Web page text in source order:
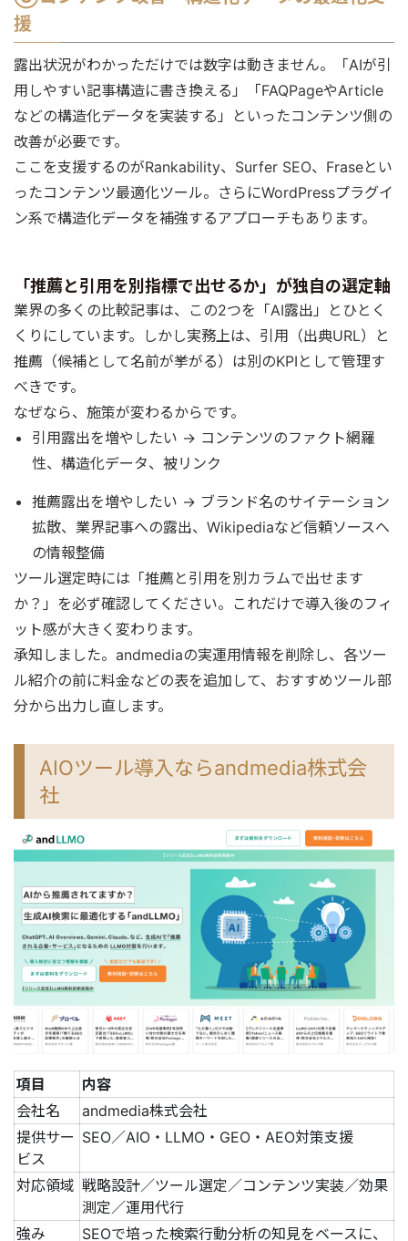
援
露出状況がわかっただけでは数字は動きません。「AIが引
用しやすい記事構造に書き換える」「FAQPageやArticle
などの構造化データを実装する」といったコンテンツ側の
改善が必要です。
ここを支援するのがRankability、Surfer SEO、Fraseとい
ったコンテンツ最適化ツール。さらにWordPressプラグイ
ン系で構造化データを補強するアプローチもあります。
「推薦と引用を別指標で出せるか」が独自の選定軸
業界の多くの比較記事は、この2つを「AI露出」とひとく
くりにしています。しかし実務上は、引用（出典URL）と
推薦（候補として名前が挙がる）は別のKPIとして管理す
べきです。
なぜなら、施策が変わるからです。
引用露出を増やしたい → コンテンツのファクト網羅
性、構造化データ、被リンク
推薦露出を増やしたい → ブランド名のサイテーション
拡散、業界記事への露出、Wikipediaなど信頼ソースへ
の情報整備
ツール選定時には「推薦と引用を別カラムで出せます
か？」を必ず確認してください。これだけで導入後のフィ
ット感が大きく変わります。
承知しました。andmediaの実運用情報を削除し、各ツー
ル紹介の前に料金などの表を追加して、おすすめツール部
分から出力し直します。
AIOツール導入ならandmedia株式会
社
項目
内容
会社名
andmedia株式会社
提供サー
ビス
SEO／AIO・LLMO・GEO・AEO対策支援
対応領域 戦略設計／ツール選定／コンテンツ実装／効果
測定／運用代行
強み
SEOで培った検索行動分析の知見をベースに、